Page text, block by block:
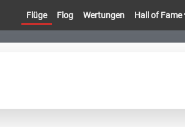
Flüge Flog Wertungen Hall of Fame